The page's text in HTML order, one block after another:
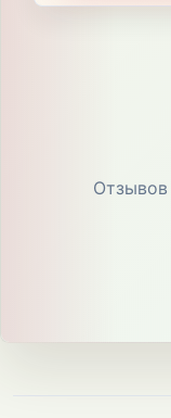
Отзывов